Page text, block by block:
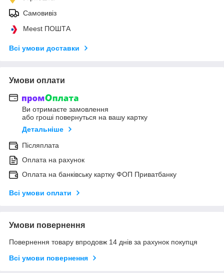
Самовивіз
Meest ПОШТА
Всі умови доставки
Умови оплати
Ви отримаєте замовлення
або гроші повернуться на вашу картку
Детальніше
Післяплата
Оплата на рахунок
Оплата на банківську картку ФОП Приватбанку
Всі умови оплати
Умови повернення
Повернення товару впродовж 14 днів за рахунок покупця
Всі умови повернення